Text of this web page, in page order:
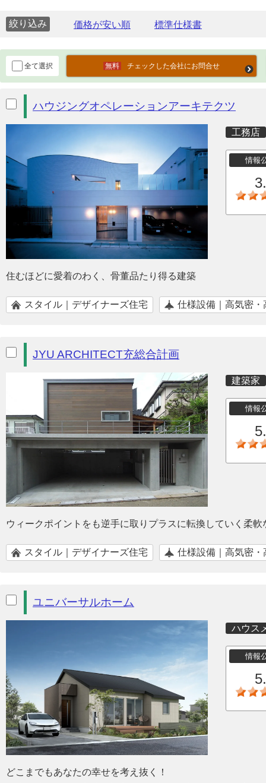
絞り込み
全て選択 チェックした会社にお問合せ
ハウジングオペレーションアーキテクツ
工務店
情報
住むほどに愛着のわく、骨董品たり得る建築
スタイル｜デザイナーズ住宅 仕様設備｜高気密・
JYU ARCHITECT充総合計画
建築家
情報
ウィークポイントをも逆手に取りプラスに転換していく柔
スタイル｜デザイナーズ住宅 仕様設備｜高気密・
ユニバーサルホーム
ハウス
情報
どこまでもあなたの幸せを考え抜く！